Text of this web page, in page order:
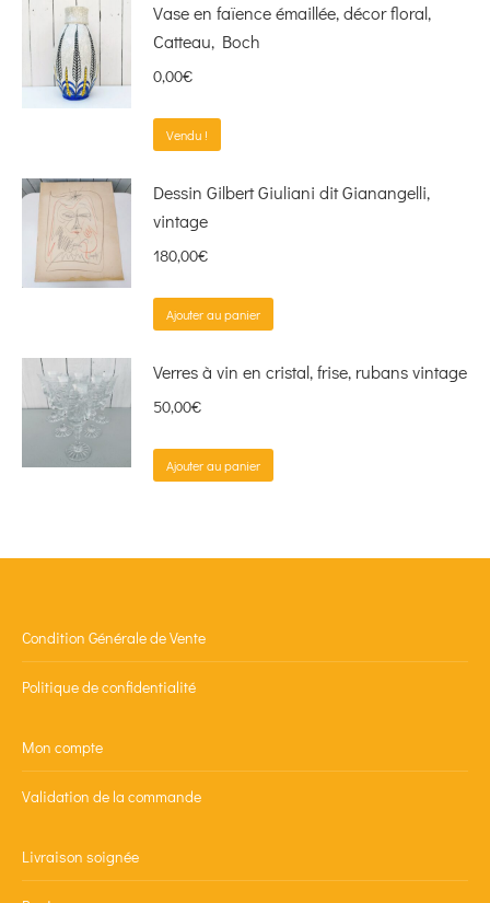
Vase en faïence émaillée, décor floral,
Catteau, Boch
0,00€
Vendu !
Dessin Gilbert Giuliani dit Gianangelli,
vintage
180,00€
Ajouter au panier
Verres à vin en cristal, frise, rubans vintage
50,00€
Ajouter au panier
Condition Générale de Vente
Politique de confidentialité
Mon compte
Validation de la commande
Livraison soignée